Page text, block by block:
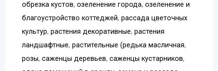
обрезка кустов, озеленение города, озеленение и
благоустройство коттеджей, рассада цветочных
культур, растения декоративные, растения
ландшафтные, растительные (редька масличная,
розы, саженцы деревьев, саженцы кустарников,